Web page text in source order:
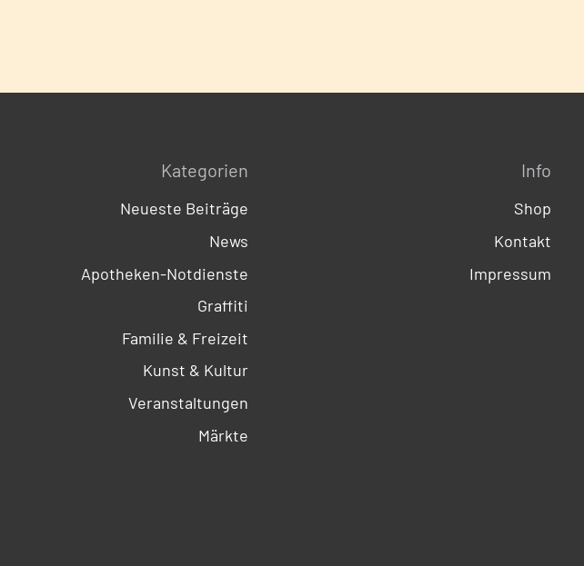
Kategorien
Neueste Beiträge
News
Apotheken-Notdienste
Graffiti
Familie & Freizeit
Kunst & Kultur
Veranstaltungen
Märkte
Info
Shop
Kontakt
Impressum